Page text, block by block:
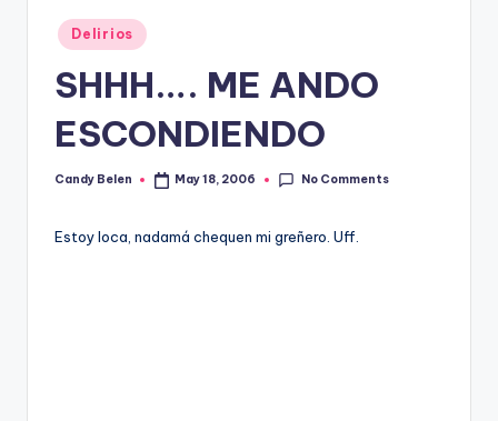
Posted
in
Delirios
SHHH…. ME ANDO
ESCONDIENDO
Posted
Candy Belen May 18, 2006 No Comments
Estoy loca, nadamá chequen mi greñero. Uff.